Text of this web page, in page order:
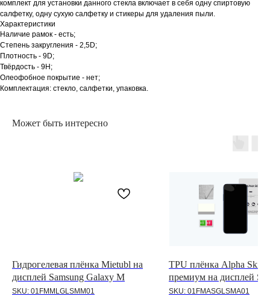
комплект для установки данного стекла включает в себя одну спиртовую
салфетку, одну сухую салфетку и стикеры для удаления пыли.
Характеристики
Наличие рамок - есть;
Степень закругления - 2,5D;
Плотность - 9D;
Твёрдость - 9H;
Олеофобное покрытие - нет;
Комплектация: стекло, салфетки, упаковка.
Может быть интересно
Гидрогелевая плёнка Mietubl на
дисплей Samsung Galaxy M
SKU: 01FMMLGLSMM01
TPU плёнка Alpha Skin
премиум на дисплей
Galaxy A
SKU: 01FMASGLSMA01